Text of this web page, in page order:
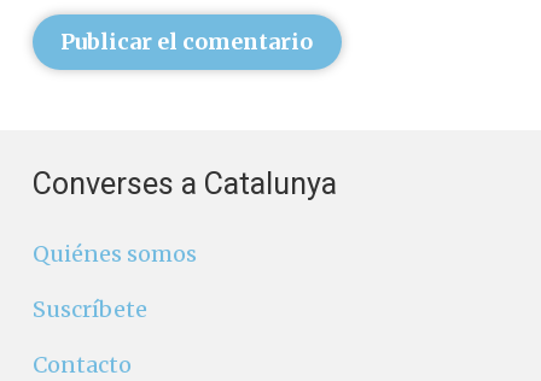
Publicar el comentario
Converses a Catalunya
Quiénes somos
Suscríbete
Contacto